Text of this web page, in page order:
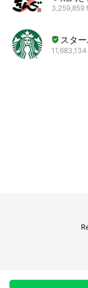
3,259,859
スタ